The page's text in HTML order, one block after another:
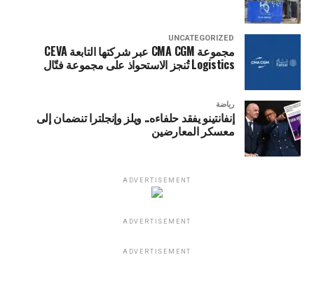
UNCATEGORIZED
مجموعة CMA CGM عبر شركتها التابعة CEVA
Logistics تُنجز الاستحواذ على مجموعة فتّال
رياضة
إنفانتينو يفقد حلفاءه.. ويلز وإنجلترا تنضمان إلى
معسكر المعارضين
ADVERTISEMENT
ADVERTISEMENT
ADVERTISEMENT